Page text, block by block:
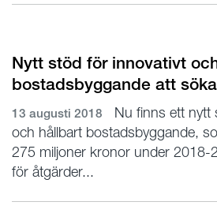
Nytt stöd för innovativt
bostadsbyggande att söka
13 augusti 2018
Nu finns ett nytt
och hållbart bostadsbyggande,
275 miljoner kronor under 2018-
för åtgärder...